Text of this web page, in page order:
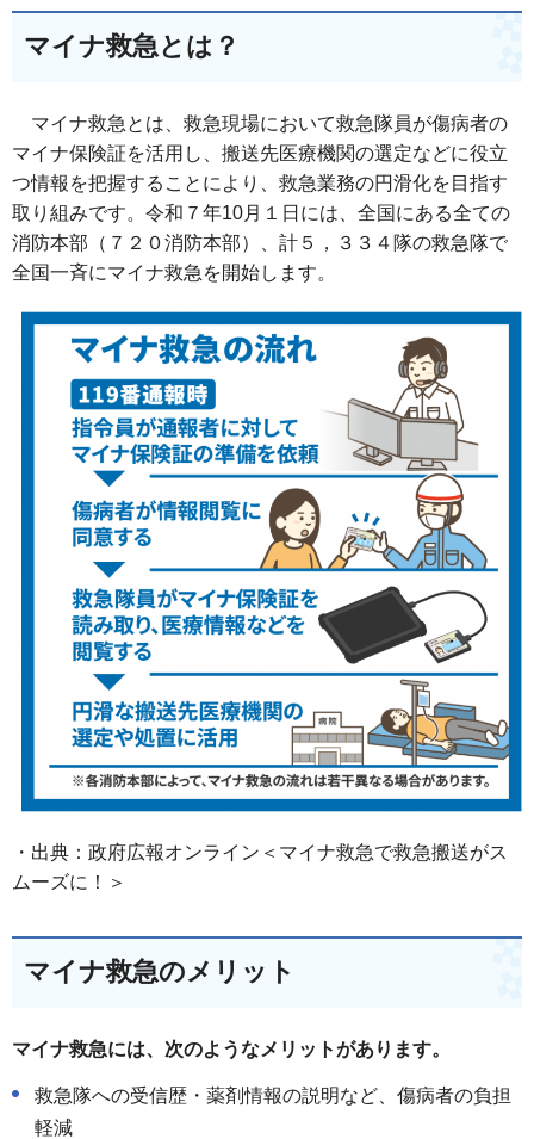
マイナ救急とは？
マイナ救急とは、救急現場において救急隊員が傷病者の
マイナ保険証を活用し、搬送先医療機関の選定などに役立
つ情報を把握することにより、救急業務の円滑化を目指す
取り組みです。令和７年10月１日には、全国にある全ての
消防本部（７２０消防本部）、計５，３３４隊の救急隊で
全国一斉にマイナ救急を開始します。
・出典：政府広報オンライン＜マイナ救急で救急搬送がス
ムーズに！＞
マイナ救急のメリット
マイナ救急には、次のようなメリットがあります。
救急隊への受信歴・薬剤情報の説明など、傷病者の負担
軽減